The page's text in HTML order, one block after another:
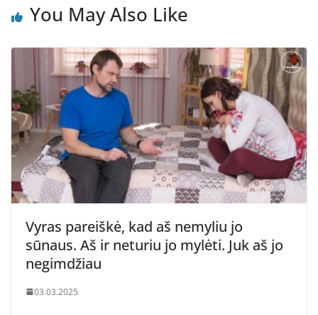
You May Also Like
Vyras pareiškė, kad aš nemyliu jo
sūnaus. Aš ir neturiu jo mylėti. Juk aš jo
negimdžiau
03.03.2025